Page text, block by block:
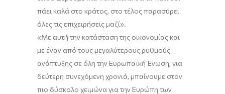
πάει καλά στο κράτος, στο τέλος παρασύρει
όλες τις επιχειρήσεις μαζί».
«Με αυτή την κατάσταση της οικονομίαςκαι
με έναν από τους μεγαλύτερους ρυθμούς
ανάπτυξης σε όλη την Ευρωπαϊκή Ένωση, για
δεύτερη συνεχόμενη χρονιά, μπαίνουμε στον
πιο δύσκολο χειμώνα για την Ευρώπη των